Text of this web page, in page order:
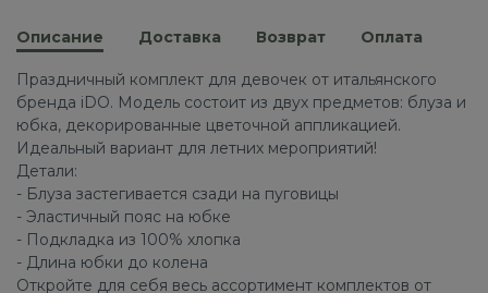
Описание Доставка Возврат Оплата
Праздничный комплект для девочек от итальянского
бренда iDO. Модель состоит из двух предметов: блуза и
юбка, декорированные цветочной аппликацией.
Идеальный вариант для летних мероприятий!
Детали:
- Блуза застегивается сзади на пуговицы
- Эластичный пояс на юбке
- Подкладка из 100% хлопка
- Длина юбки до колена
Откройте для себя весь ассортимент комплектов от